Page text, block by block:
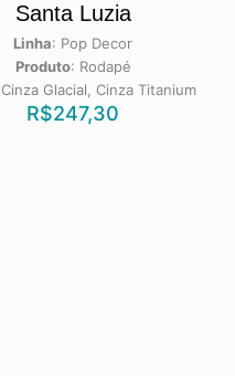
Santa Luzia
Linha: Pop Decor
Produto: Rodapé
Cinza Glacial, Cinza Titanium
R$247,30